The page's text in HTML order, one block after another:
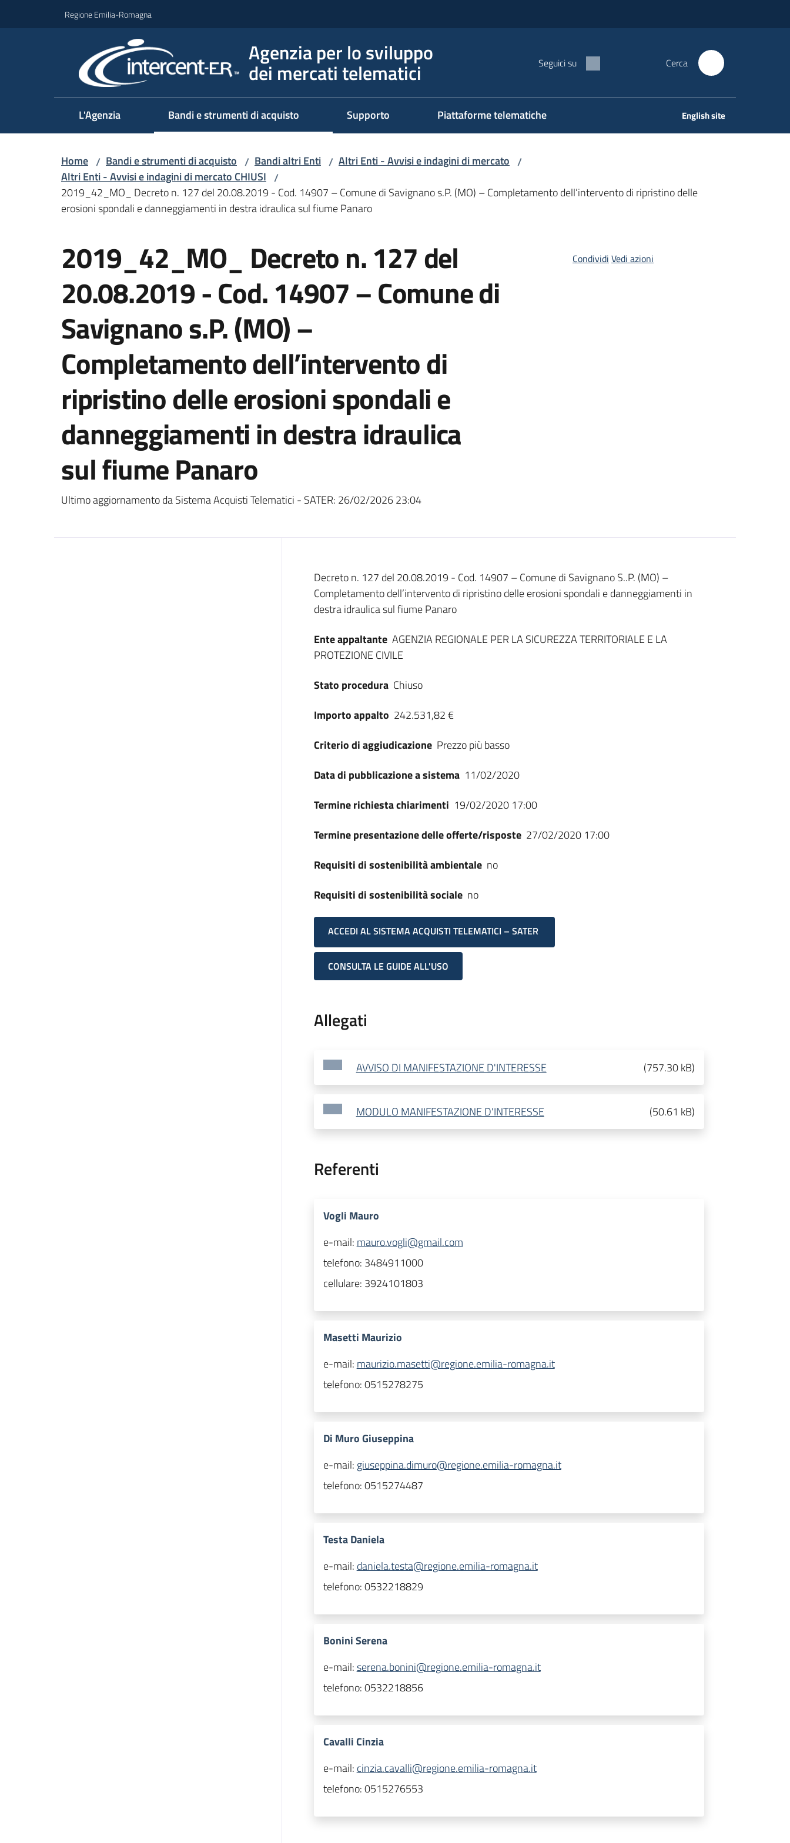
Regione Emilia-Romagna
Agenzia per lo sviluppo
dei mercati telematici Seguici su Cerca
L'Agenzia Bandi e strumenti di acquisto Supporto Piattaforme telematiche English site
Home / Bandi e strumenti di acquisto / Bandi altri Enti / Altri Enti - Avvisi e indagini di mercato /
Altri Enti - Avvisi e indagini di mercato CHIUSI /
2019_42_MO_ Decreto n. 127 del 20.08.2019 - Cod. 14907 – Comune di Savignano s.P. (MO) – Completamento dell’intervento di ripristino delle
erosioni spondali e danneggiamenti in destra idraulica sul fiume Panaro
2019_42_MO_ Decreto n. 127 del
20.08.2019 - Cod. 14907 – Comune di
Savignano s.P. (MO) –
Completamento dell’intervento di
ripristino delle erosioni spondali e
danneggiamenti in destra idraulica
sul fiume Panaro
Ultimo aggiornamento da Sistema Acquisti Telematici - SATER: 26/02/2026 23:04
Condividi Vedi azioni
Dati del bando
Decreto n. 127 del 20.08.2019 - Cod. 14907 – Comune di Savignano S..P. (MO) –
Completamento dell’intervento di ripristino delle erosioni spondali e danneggiamenti in
destra idraulica sul fiume Panaro
Ente appaltante AGENZIA REGIONALE PER LA SICUREZZA TERRITORIALE E LA
PROTEZIONE CIVILE
Stato procedura Chiuso
Importo appalto 242.531,82 €
Criterio di aggiudicazione Prezzo più basso
Data di pubblicazione a sistema 11/02/2020
Termine richiesta chiarimenti 19/02/2020 17:00
Termine presentazione delle offerte/risposte 27/02/2020 17:00
Requisiti di sostenibilità ambientale no
Requisiti di sostenibilità sociale no
ACCEDI AL SISTEMA ACQUISTI TELEMATICI – SATER
CONSULTA LE GUIDE ALL'USO
Allegati
AVVISO DI MANIFESTAZIONE D'INTERESSE (757.30 kB)
MODULO MANIFESTAZIONE D'INTERESSE (50.61 kB)
Referenti
Vogli Mauro
e-mail: mauro.vogli@gmail.com
telefono: 3484911000
cellulare: 3924101803
Masetti Maurizio
e-mail: maurizio.masetti@regione.emilia-romagna.it
telefono:0515278275
Di Muro Giuseppina
e-mail: giuseppina.dimuro@regione.emilia-romagna.it
telefono:0515274487
Testa Daniela
e-mail: daniela.testa@regione.emilia-romagna.it
telefono:0532218829
Bonini Serena
e-mail:serena.bonini@regione.emilia-romagna.it
telefono:0532218856
Cavalli Cinzia
e-mail: cinzia.cavalli@regione.emilia-romagna.it
telefono:0515276553